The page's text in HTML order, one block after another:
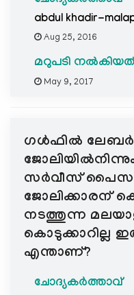
abdul khadir-
Aug 25, 2016
മറുപടി നൽകിയത്
May 9, 2017
ഗള്‍ഫില്‍
സര്‍വീസ് പൈസ
ജോലിക്കാരന്
നടത്തുന്ന
കൊടുക്കാറില്ല
എന്താണ്?
ചോദ്യകർത്താവ്